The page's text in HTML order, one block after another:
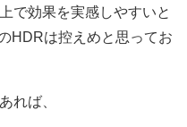
で効果を実感しやすいと
HDRは控えめと思ってお
れば、